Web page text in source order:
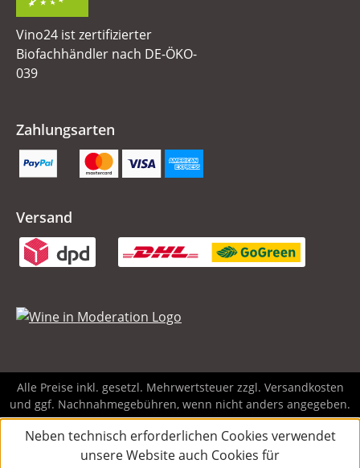
Vino24 ist zertifizierter
Biofachhändler nach DE-ÖKO-
039
Zahlungsarten
Versand
Alle Preise inkl. gesetzl. Mehrwertsteuer zzgl. Versandkosten
und ggf. Nachnahmegebühren, wenn nicht anders angegeben.
Neben technisch erforderlichen Cookies verwendet
unsere Website auch Cookies für